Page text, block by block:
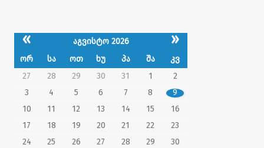
« აგვისტო 2026 »
ორ სა ოთ ხუ პა შა
კვ
27
28 29 30 31 1
2
3
4 5 6 7 8
9
10
11 12 13 14 15
16
17
18 19 20 21 22
23
24
25 26 27 28 29
30